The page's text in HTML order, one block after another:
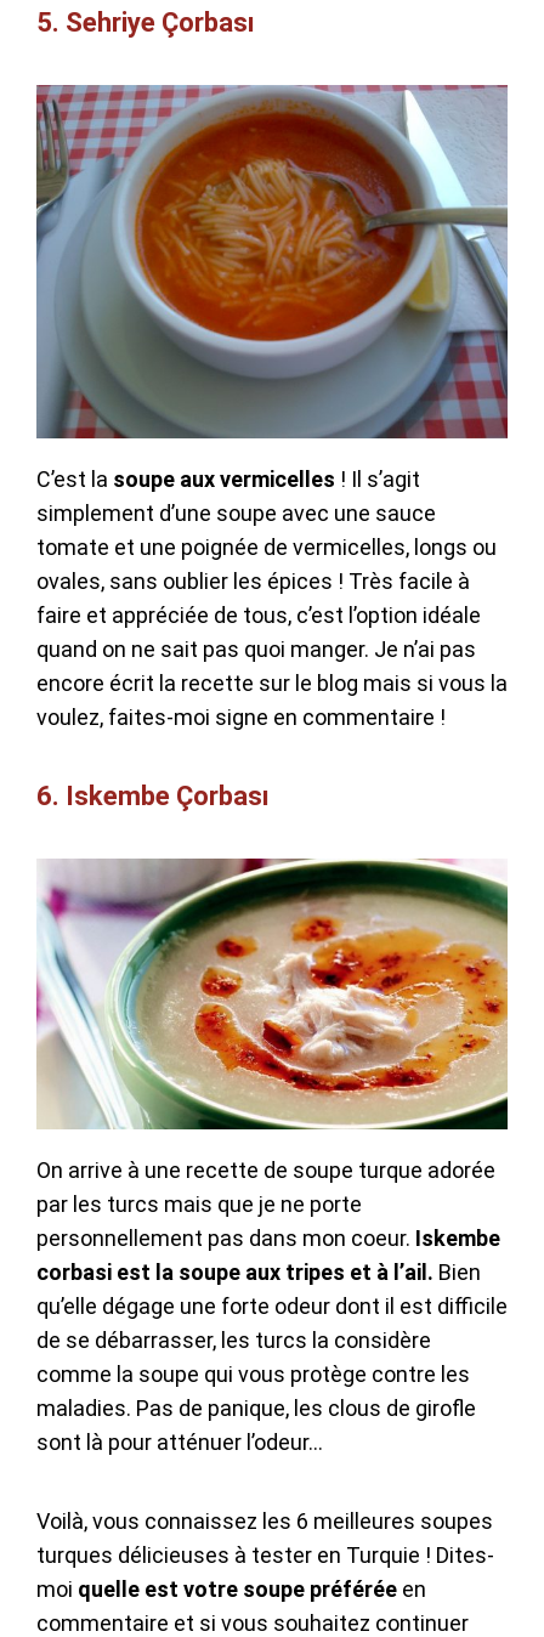
5. Sehriye Çorbası
C’est la soupe aux vermicelles ! Il s’agit
simplement d’une soupe avec une sauce
tomate et une poignée de vermicelles, longs ou
ovales, sans oublier les épices ! Très facile à
faire et appréciée de tous, c’est l’option idéale
quand on ne sait pas quoi manger. Je n’ai pas
encore écrit la recette sur le blog mais si vous la
voulez, faites-moi signe en commentaire !
6. Iskembe Çorbası
On arrive à une recette de soupe turque adorée
par les turcs mais que je ne porte
personnellement pas dans mon coeur. Iskembe
corbasi est la soupe aux tripes et à l’ail. Bien
qu’elle dégage une forte odeur dont il est difficile
de se débarrasser, les turcs la considère
comme la soupe qui vous protège contre les
maladies. Pas de panique, les clous de girofle
sont là pour atténuer l’odeur…
Voilà, vous connaissez les 6 meilleures soupes
turques délicieuses à tester en Turquie ! Dites-
moi quelle est votre soupe préférée en
commentaire et si vous souhaitez continuer